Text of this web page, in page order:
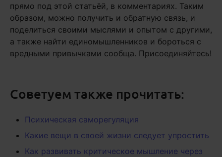
прямо под этой статьёй, в комментариях. Таким
образом, можно получить и обратную связь, и
поделиться своими мыслями и опытом с другими,
а также найти единомышленников и бороться с
вредными привычками сообща. Присоединяйтесь!
Советуем также прочитать:
Психическая саморегуляция
Какие вещи в своей жизни следует упростить
Как развивать критическое мышление через